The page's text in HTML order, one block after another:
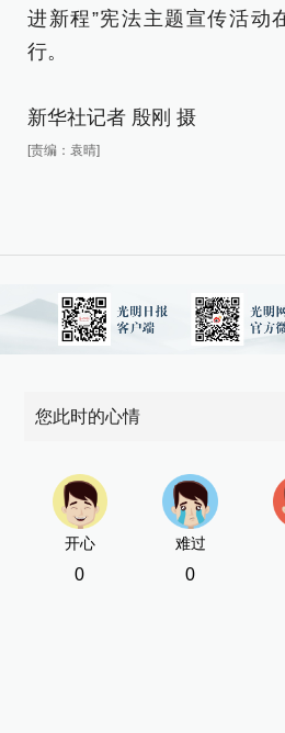
进新程”宪法主题宣传活动
行。
新华社记者 殷刚 摄
[责编：袁晴]
您此时的心情
开心
0
难过
0